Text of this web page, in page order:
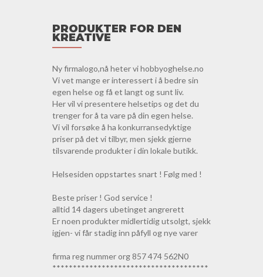
PRODUKTER FOR DEN
KREATIVE
Ny firmalogo,nå heter vi hobbyoghelse.no
Vi vet mange er interessert i å bedre sin
egen helse og få et langt og sunt liv.
Her vil vi presentere helsetips og det du
trenger for å ta vare på din egen helse.
Vi vil forsøke å ha konkurransedyktige
priser på det vi tilbyr, men sjekk gjerne
tilsvarende produkter i din lokale butikk.
Helsesiden oppstartes snart ! Følg med !
Beste priser ! God service !
alltid 14 dagers ubetinget angrerett
Er noen produkter midlertidig utsolgt, sjekk
igjen- vi får stadig inn påfyll og nye varer
firma reg nummer org 857 474 562N0
**************************************